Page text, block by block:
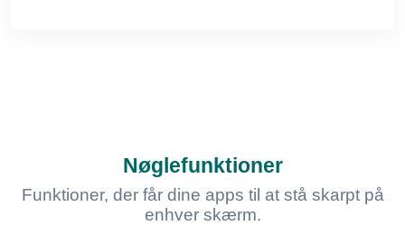
Nøglefunktioner
Funktioner, der får dine apps til at stå skarpt på
enhver skærm.